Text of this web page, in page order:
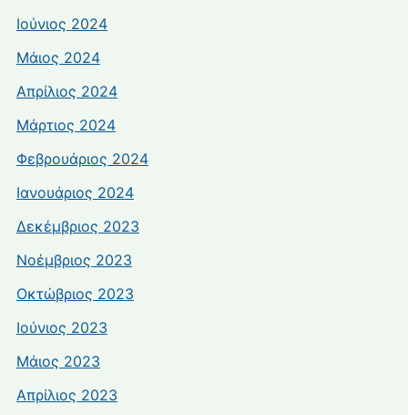
Ιούνιος 2024
Μάιος 2024
Απρίλιος 2024
Μάρτιος 2024
Φεβρουάριος 2024
Ιανουάριος 2024
Δεκέμβριος 2023
Νοέμβριος 2023
Οκτώβριος 2023
Ιούνιος 2023
Μάιος 2023
Απρίλιος 2023